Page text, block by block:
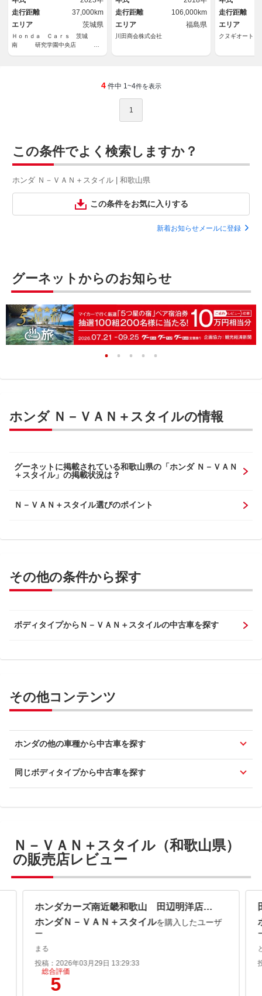
クプレーヤー接続可 先進ライ
ト ＥＴＣ
走行距離
37,000km
エリア
茨城県
Ｈｏｎｄａ Ｃａｒｓ 茨城
南 研究学園中央店 Ｕ
走行距離
106,000km
エリア
福島県
川田商会株式会社
ラ Ｂｌｕｅ
コン レーダ
軽減
走行距離
エリア
クヌギオート
4 件中 1~4件を表示
1
この条件でよく検索しますか？
ホンダ Ｎ－ＶＡＮ＋スタイル | 和歌山県
この条件をお気に入りする
新着お知らせメールに登録
グーネットからのお知らせ
ホンダ Ｎ－ＶＡＮ＋スタイルの情報
グーネットに掲載されている和歌山県の「ホンダ Ｎ－ＶＡＮ
＋スタイル」の掲載状況は？
Ｎ－ＶＡＮ＋スタイル選びのポイント
その他の条件から探す
ボディタイプからＮ－ＶＡＮ＋スタイルの中古車を探す
その他コンテンツ
ホンダの他の車種から中古車を探す
同じボディタイプから中古車を探す
Ｎ－ＶＡＮ＋スタイル（和歌山県）
の販売店レビュー
ホンダカーズ南近畿和歌山 田辺明洋店 （株）ホンダモビリティ近畿
ホンダＮ－ＶＡＮ＋スタイルを購入したユーザ
ー
まる
投稿：2026年03月29日 13:29:33
総合評価
5